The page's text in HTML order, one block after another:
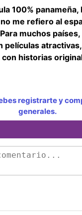
100% panameña,
me refiero al
muchos
películas
historias
registrarte y
generales.